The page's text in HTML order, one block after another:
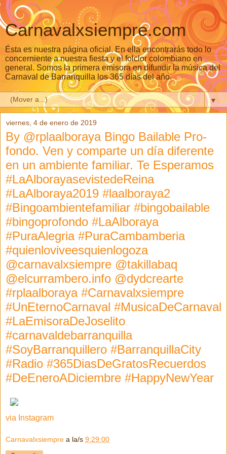
Carnavalxsiempre.com
Ésta es nuestra página oficial. En ella encontrarás todo lo
concerniente a nuestra fiesta y el folclor colombiano en
general. Somos la primera emisora en difundir la música del
Carnaval de Barranquilla los 365 días del año.
▼
viernes, 4 de enero de 2019
By @rplaalboraya Bingo Bailable Pro-
fondo. Ven y comparte un día diferente
en un ambiente familiar. Te Esperamos
#LaAlborayasevistedeReina
#LaAlboraya2019 #laalboraya2
#Bingoambientefamiliar #bingobailable
#bingoprofondo #LaAlboraya
#PuraAlegria #PuraCambamberia
#quienloviveesquienlogoza
@carnavalxsiempre @takillabaq
@elcurrambero.info @dydcrearte
#rplaalboraya #Carnavalxsiempre
#UnEternoCarnaval #MusicaDeCarnaval
#LaEmisoraDeJoselito
#carnavaldebarranquilla
#SoyBarranquillero #BarranquillaCity
#Radio #365DiasDeGratosRecuerdos
#DeEneroADiciembre #HappyNewYear
via Instagram
Carnavalxsiempre a la/s 9:29:00